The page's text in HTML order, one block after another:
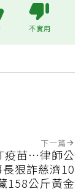
不實用
下一篇
疫苗…律師公
狠詐慈濟10
158公斤黃金